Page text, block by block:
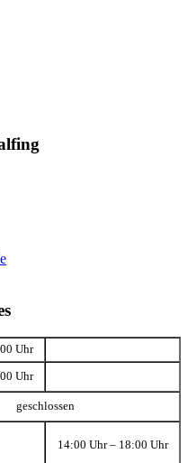
Uhr
Uhr
geschlossen
14:00 Uhr – 18:00 Uhr